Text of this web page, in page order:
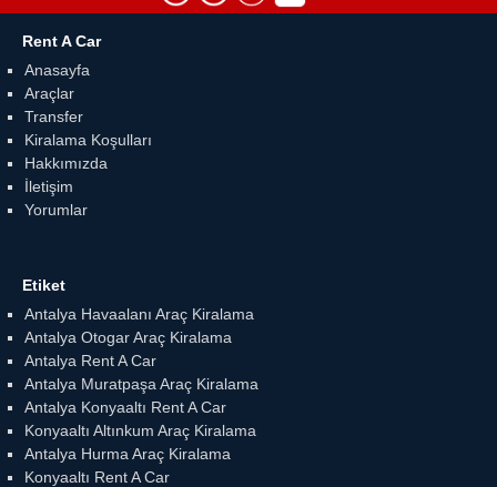
Rent A Car
Anasayfa
Araçlar
Transfer
Kiralama Koşulları
Hakkımızda
İletişim
Yorumlar
Etiket
Antalya Havaalanı Araç Kiralama
Antalya Otogar Araç Kiralama
Antalya Rent A Car
Antalya Muratpaşa Araç Kiralama
Antalya Konyaaltı Rent A Car
Konyaaltı Altınkum Araç Kiralama
Antalya Hurma Araç Kiralama
Konyaaltı Rent A Car